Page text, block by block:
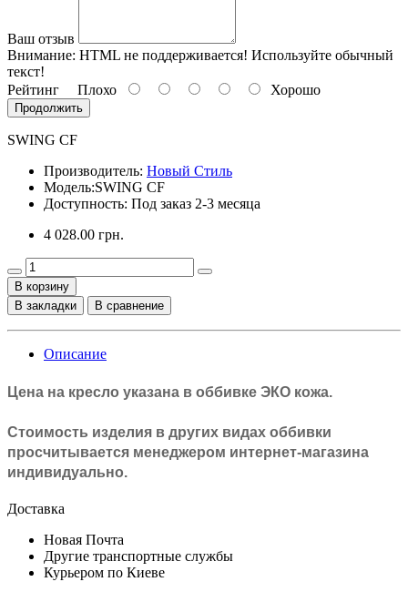
Ваш отзыв
Внимание: HTML не поддерживается! Используйте обычный
текст!
Рейтинг Плохо Хорошо
Продолжить
SWING CF
Производитель: Новый Стиль
Модель:SWING CF
Доступность: Под заказ 2-3 месяца
4 028.00 грн.
В корзину
В закладки
В сравнение
Описание
Цена на кресло указана в оббивке ЭКО кожа.
Стоимость изделия в других видах оббивки
просчитывается менеджером интернет-магазина
индивидуально.
Доставка
Новая Почта
Другие транспортные службы
Курьером по Киеве